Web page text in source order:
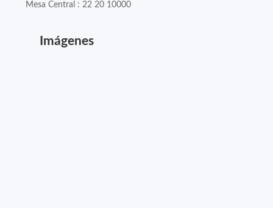
Mesa Central : 22 20 10000
Imágenes